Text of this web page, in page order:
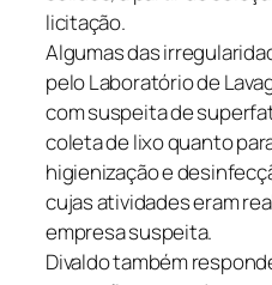
licitação.
Algumas das
pelo Laboratório de
com suspeita de
coleta de lixo quanto
higienização e
cujas atividades eram
empresa suspeita.
Divaldo também